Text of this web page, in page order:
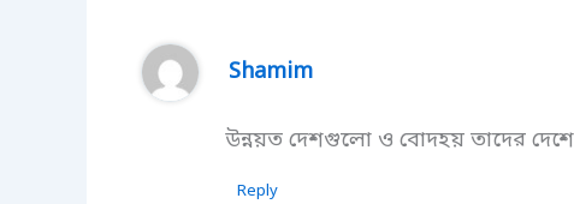
Shamim
উন্নয়ত দেশগুলো ও বোদহয় তাদের
Reply